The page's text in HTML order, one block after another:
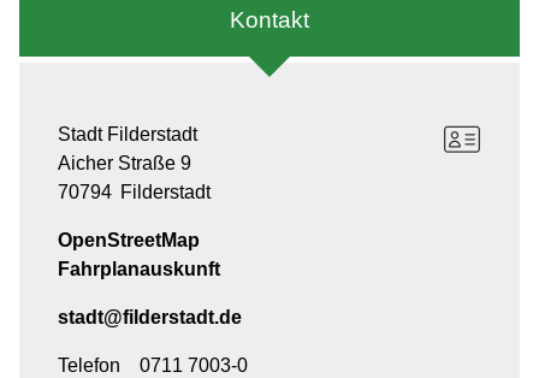
Kontakt
Stadt Filderstadt
Aicher Straße 9
70794 Filderstadt
OpenStreetMap
Fahrplanauskunft
stadt@filderstadt.de
Telefon
0711 7003-0